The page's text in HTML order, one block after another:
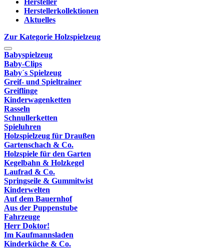
Hersteller
Herstellerkollektionen
Aktuelles
Zur Kategorie Holzspielzeug
Babyspielzeug
Baby-Clips
Baby´s Spielzeug
Greif- und Spieltrainer
Greiflinge
Kinderwagenketten
Rasseln
Schnullerketten
Spieluhren
Holzspielzeug für Draußen
Gartenschach & Co.
Holzspiele für den Garten
Kegelbahn & Holzkegel
Laufrad & Co.
Springseile & Gummitwist
Kinderwelten
Auf dem Bauernhof
Aus der Puppenstube
Fahrzeuge
Herr Doktor!
Im Kaufmannsladen
Kinderküche & Co.